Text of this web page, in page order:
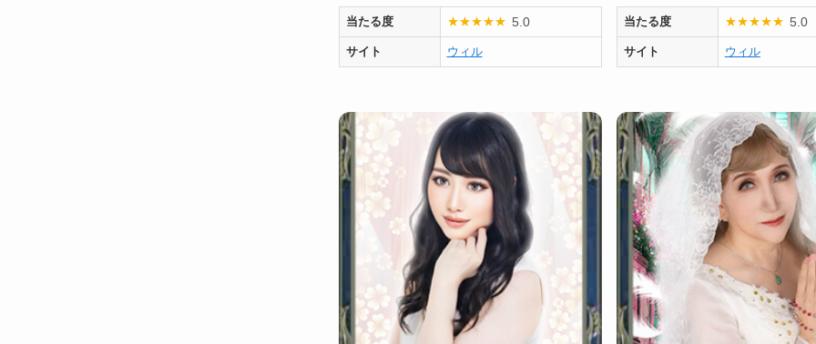
当たる度 ★★★★★ 5.0
サイト ウィル
当たる度 ★★★★★ 5.0
サイト ウィル